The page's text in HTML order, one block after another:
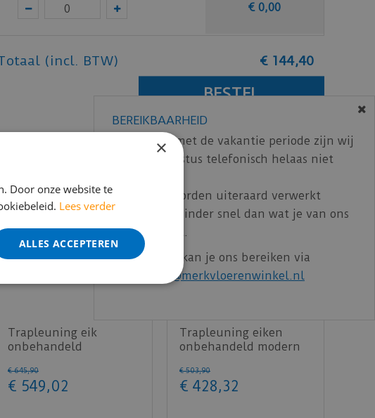
€ 0,00
(incl. BTW) € 144,40
Trapleuning eik
onbehandeld
350cm
€ 645,90
€ 549,02
Trapleuning eiken
onbehandeld modern
€ 503,90
€ 428,32
BEREIKBAARHEID
In verband met de vakantie periode zijn wij
t/m 14 augustus telefonisch helaas niet
Bestelling worden uiteraard verwerkt
echter iets minder snel dan wat je van ons
gewend bent.
Voor vragen kan je ons bereiken via
info@merkvloerenwinkel.nl
×
Door onze website te
Lees verder
ALLES ACCEPTEREN